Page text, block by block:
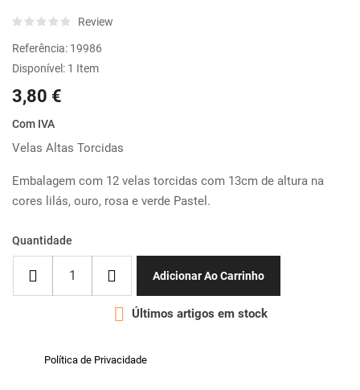
Review
Referência: 19986
Disponível: 1 Item
3,80 €
Com IVA
Velas Altas Torcidas
Embalagem com 12 velas torcidas com 13cm de altura na
cores lilás, ouro, rosa e verde Pastel.
Quantidade
Adicionar Ao Carrinho
 Últimos artigos em stock
Política de Privacidade